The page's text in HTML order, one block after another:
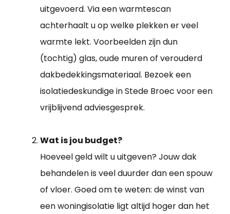
uitgevoerd. Via een warmtescan
achterhaalt u op welke plekken er veel
warmte lekt. Voorbeelden zijn dun
(tochtig) glas, oude muren of verouderd
dakbedekkingsmateriaal. Bezoek een
isolatiedeskundige in Stede Broec voor een
vrijblijvend adviesgesprek.
Wat is jou budget?
Hoeveel geld wilt u uitgeven? Jouw dak
behandelen is veel duurder dan een spouw
of vloer. Goed om te weten: de winst van
een woningisolatie ligt altijd hoger dan het